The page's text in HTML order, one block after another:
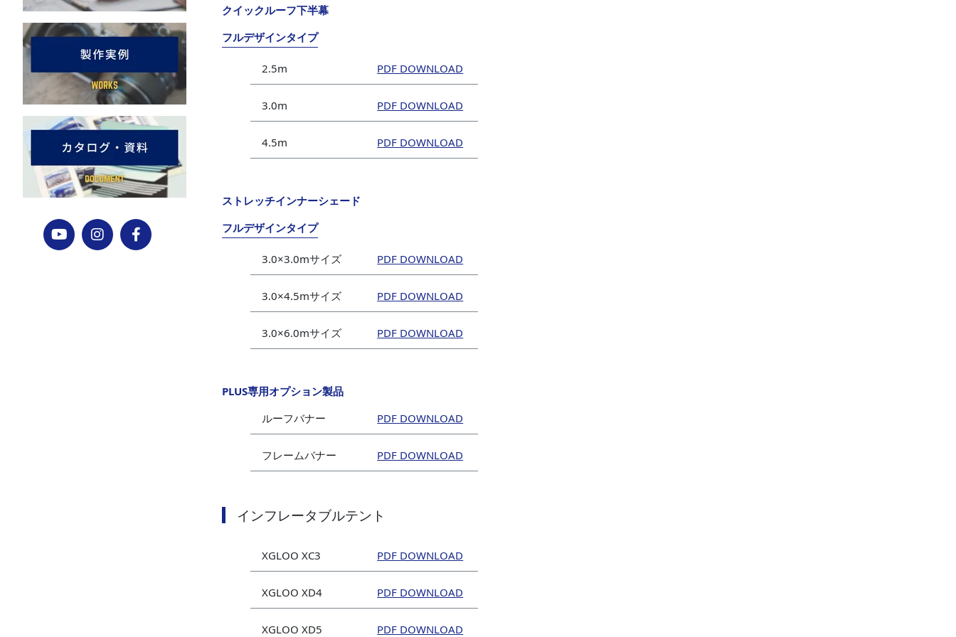
クイックルーフ下半幕
フルデザインタイプ
2.5m
3.0m
4.5m
ストレッチインナーシェード
フルデザインタイプ
3.0×3.0mサイズ
3.0×4.5mサイズ
3.0×6.0mサイズ
PLUS専用オプション製品
ルーフバナー
フレームバナー
インフレータブルテント
XGLOO XC3
XGLOO XD4
XGLOO XD5